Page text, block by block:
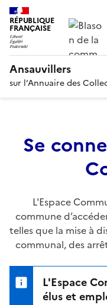
RÉPUBLIQUE
FRANÇAISE
Ansauvillers
sur l’Annuaire des
Se
L'Espace
commune
telles que la mise à
communal, des
L'Espace
élus et